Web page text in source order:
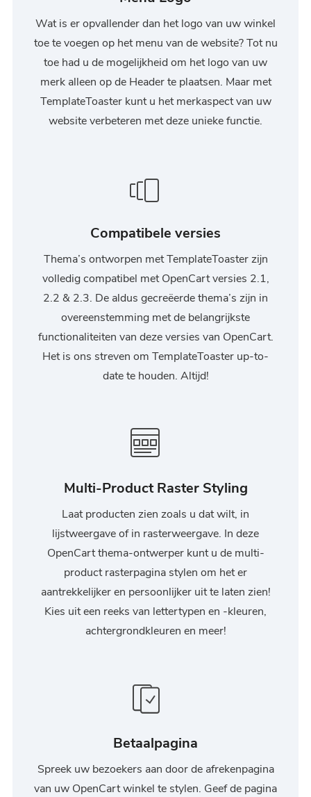
Wat is er opvallender dan het logo van uw winkel
toe te voegen op het menu van de website? Tot nu
toe had u de mogelijkheid om het logo van uw
merk alleen op de Header te plaatsen. Maar met
TemplateToaster kunt u het merkaspect van uw
website verbeteren met deze unieke functie.
Compatibele versies
Thema’s ontworpen met TemplateToaster zijn
volledig compatibel met OpenCart versies 2.1,
2.2 & 2.3. De aldus gecreëerde thema’s zijn in
overeenstemming met de belangrijkste
functionaliteiten van deze versies van OpenCart.
Het is ons streven om TemplateToaster up-to-
date te houden. Altijd!
Multi-Product Raster Styling
Laat producten zien zoals u dat wilt, in
lijstweergave of in rasterweergave. In deze
OpenCart thema-ontwerper kunt u de multi-
product rasterpagina stylen om het er
aantrekkelijker en persoonlijker uit te laten zien!
Kies uit een reeks van lettertypen en -kleuren,
achtergrondkleuren en meer!
Betaalpagina
Spreek uw bezoekers aan door de afrekenpagina
van uw OpenCart winkel te stylen. Geef de pagina